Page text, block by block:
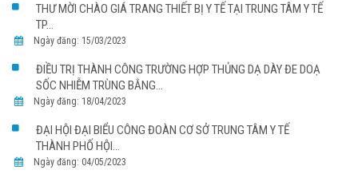
THƯ MỜI CHÀO GIÁ TRANG THIẾT BỊ Y TẾ TẠI TRUNG TÂM Y TẾ
TP...
Ngày đăng: 15/03/2023
ĐIỀU TRỊ THÀNH CÔNG TRƯỜNG HỢP THỦNG DẠ DÀY ĐE DOẠ
SỐC NHIỄM TRÙNG BẰNG...
Ngày đăng: 18/04/2023
ĐẠI HỘI ĐẠI BIỂU CÔNG ĐOÀN CƠ SỞ TRUNG TÂM Y TẾ
THÀNH PHỐ HỘI...
Ngày đăng: 04/05/2023